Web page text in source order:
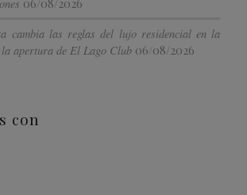
cambia las reglas del lujo residencial en la
apertura de El Lago Club 06/08/2026
con